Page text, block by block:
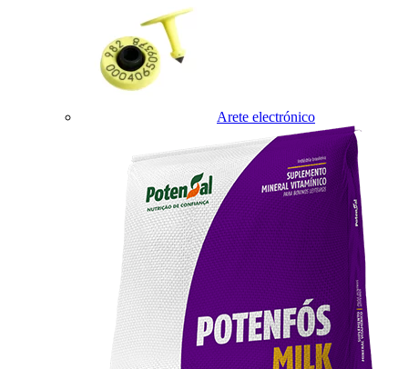
Arete electrónico